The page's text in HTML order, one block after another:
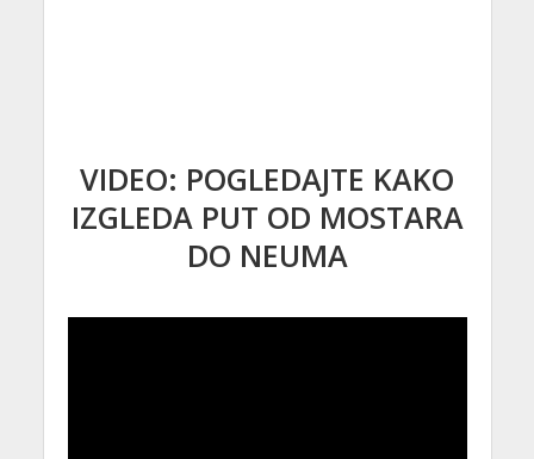
VIDEO: POGLEDAJTE KAKO
IZGLEDA PUT OD MOSTARA
DO NEUMA